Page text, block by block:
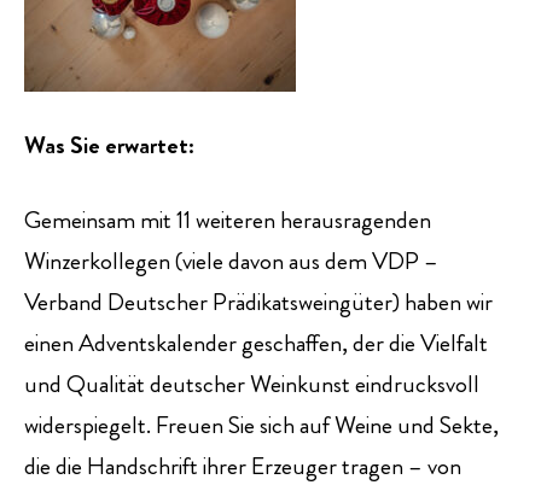
Was Sie erwartet:
Gemeinsam mit 11 weiteren herausragenden
Winzerkollegen (viele davon aus dem VDP –
Verband Deutscher Prädikatsweingüter) haben wir
einen Adventskalender geschaffen, der die Vielfalt
und Qualität deutscher Weinkunst eindrucksvoll
widerspiegelt. Freuen Sie sich auf Weine und Sekte,
die die Handschrift ihrer Erzeuger tragen – von